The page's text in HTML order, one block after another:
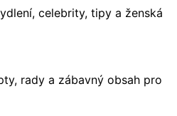
celebrity, tipy a ženská
rady a zábavný obsah pro